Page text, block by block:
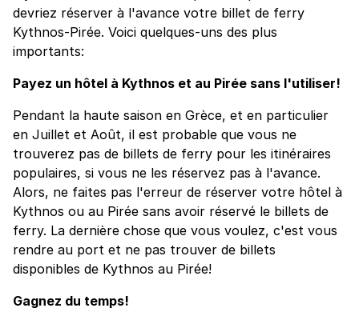
devriez réserver à l'avance votre billet de ferry
Kythnos-Pirée. Voici quelques-uns des plus
importants:
Payez un hôtel à Kythnos et au Pirée sans l'utiliser!
Pendant la haute saison en Grèce, et en particulier
en Juillet et Août, il est probable que vous ne
trouverez pas de billets de ferry pour les itinéraires
populaires, si vous ne les réservez pas à l'avance.
Alors, ne faites pas l'erreur de réserver votre hôtel à
Kythnos ou au Pirée sans avoir réservé le billets de
ferry. La dernière chose que vous voulez, c'est vous
rendre au port et ne pas trouver de billets
disponibles de Kythnos au Pirée!
Gagnez du temps!